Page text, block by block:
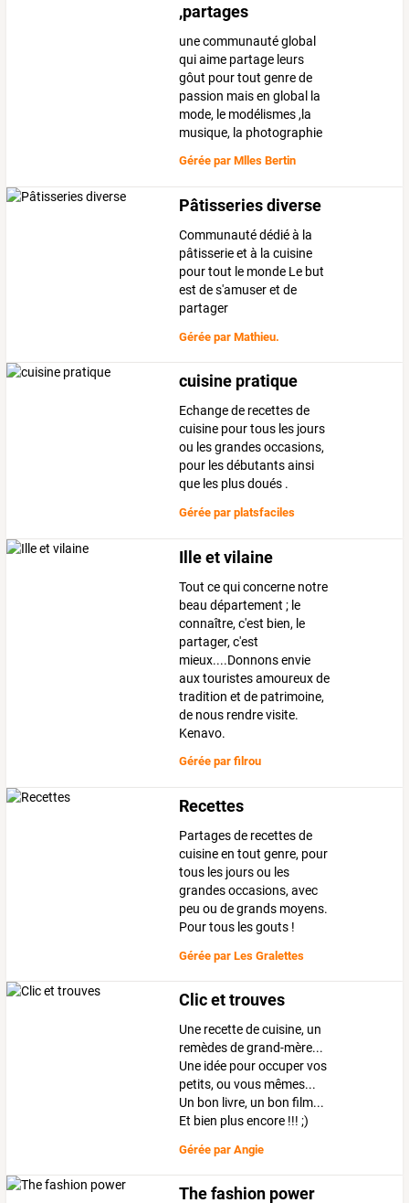
,partages
une communauté global
qui aime partage leurs
gôut pour tout genre de
passion mais en global la
mode, le modélismes ,la
musique, la photographie
Gérée parMlles Bertin
Pâtisseries diverse
Communauté dédié à la
pâtisserie et à la cuisine
pour tout le monde Le but
est de s'amuser et de
partager
Gérée parMathieu.
cuisine pratique
Echange de recettes de
cuisine pour tous les jours
ou les grandes occasions,
pour les débutants ainsi
que les plus doués .
Gérée parplatsfaciles
Ille et vilaine
Tout ce qui concerne notre
beau département ; le
connaître, c'est bien, le
partager, c'est
mieux....Donnons envie
aux touristes amoureux de
tradition et de patrimoine,
de nous rendre visite.
Kenavo.
Gérée parfilrou
Recettes
Partages de recettes de
cuisine en tout genre, pour
tous les jours ou les
grandes occasions, avec
peu ou de grands moyens.
Pour tous les gouts !
Gérée parLes Gralettes
Clic et trouves
Une recette de cuisine, un
remèdes de grand-mère...
Une idée pour occuper vos
petits, ou vous mêmes...
Un bon livre, un bon film...
Et bien plus encore !!! ;)
Gérée parAngie
The fashion power